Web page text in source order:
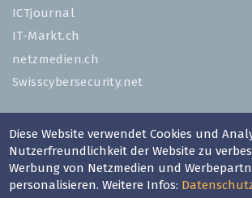
ICTjournal
IT-Markt.ch
netzmedien.ch
Swisscybersecurity.net
Impressum
AGB
Nutzungsbestimmungen
Diese Website verwendet Cookies und
Nutzerfreundlichkeit der Website zu
Werbung von Netzmedien und
personalisieren. Weitere Infos: